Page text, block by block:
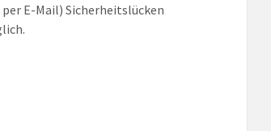
E-Mail) Sicherheitslücken